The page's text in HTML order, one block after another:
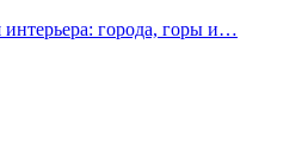
города, горы и…